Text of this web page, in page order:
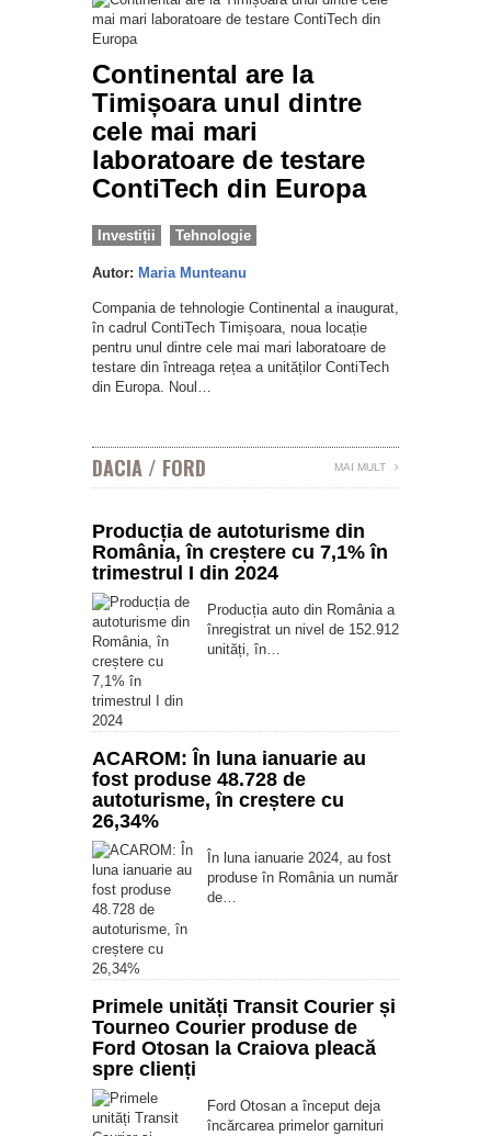
Continental are la
Timișoara unul dintre
cele mai mari
laboratoare de testare
ContiTech din Europa
Investiții Tehnologie
Autor: Maria Munteanu
Compania de tehnologie Continental a inaugurat,
în cadrul ContiTech Timișoara, noua locație
pentru unul dintre cele mai mari laboratoare de
testare din întreaga rețea a unităților ContiTech
din Europa. Noul…
DACIA / FORD MAI MULT
Producția de autoturisme din
România, în creștere cu 7,1% în
trimestrul I din 2024
Producția auto din România a
înregistrat un nivel de 152.912
unități, în…
ACAROM: În luna ianuarie au
fost produse 48.728 de
autoturisme, în creștere cu
26,34%
În luna ianuarie 2024, au fost
produse în România un număr
de…
Primele unități Transit Courier și
Tourneo Courier produse de
Ford Otosan la Craiova pleacă
spre clienți
Ford Otosan a început deja
încărcarea primelor garnituri